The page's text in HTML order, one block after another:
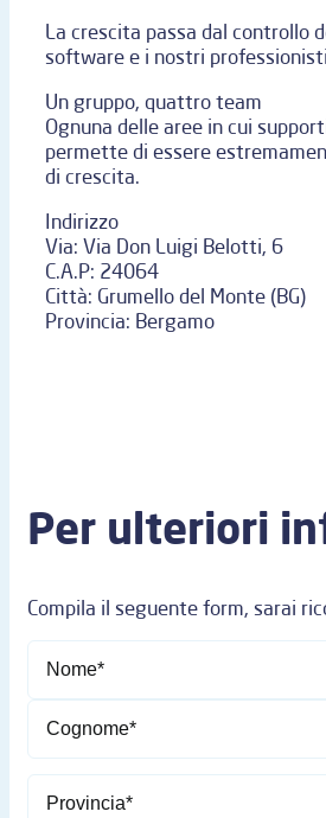
La crescita passa dal controllo
software e i nostri
Un gruppo, quattro team
Ognuna delle aree in cui
permette di essere
di crescita.
Indirizzo
Via: Via Don Luigi Belotti, 6
C.A.P: 24064
Città: Grumello del Monte (BG)
Provincia: Bergamo
Per ulteriori
Compila il seguente form, sarai